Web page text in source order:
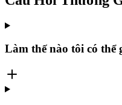
Làm thế nào tôi có thể